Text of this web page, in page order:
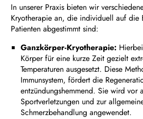
In unserer Praxis bieten wir
Kryotherapie an, die individuell auf die
Patienten abgestimmt sind:
Ganzkörper-Kryotherapie:
Körper für eine kurze Zeit gezielt
Temperaturen ausgesetzt. Diese
Immunsystem, fördert die
entzündungshemmend. Sie wird vor
Sportverletzungen und zur
Schmerzbehandlung angewendet.